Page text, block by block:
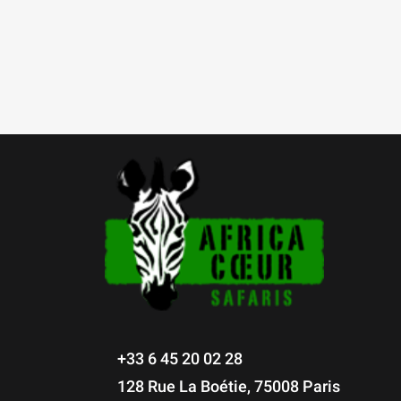
+33 6 45 20 02 28
128 Rue La Boétie, 75008 Paris